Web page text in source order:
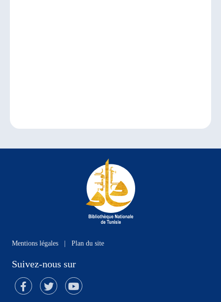
Mentions légales Plan du site
Suivez-nous sur